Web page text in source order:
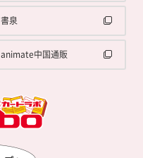
書泉
animate中国通販